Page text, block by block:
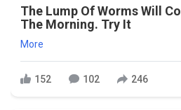
The Lump Of Worms Will
The Morning. Try It
More
152 102 246